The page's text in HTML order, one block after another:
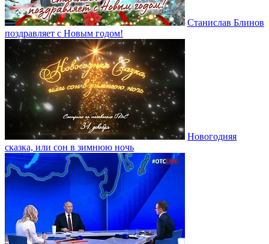
Станислав Блинов
поздравляет с Новым годом!
Новогодняя
сказка, или сон в зимнюю ночь